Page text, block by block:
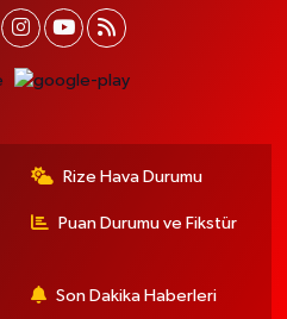
Rize Hava Durumu
Puan Durumu ve Fikstür
Son Dakika Haberleri